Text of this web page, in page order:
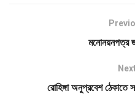
মনোনয়নপত্র
রোহিঙ্গা অনুপ্রবেশ ঠেকাতে